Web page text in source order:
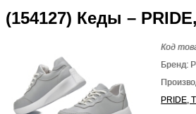
(154127) Кеды –
Код
Бренд:
PRIDE,